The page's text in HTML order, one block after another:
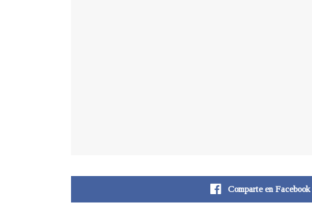
Comparte en Facebook